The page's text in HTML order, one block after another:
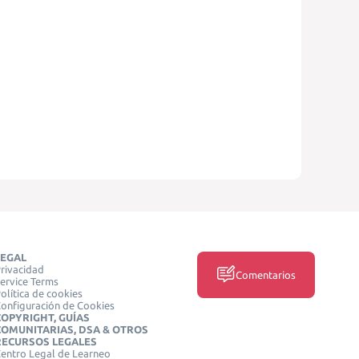
Terms
de cookies
de Cookies
GUÍAS
DSA & OTROS
LEGALES
Legal de Learneo
Comentarios